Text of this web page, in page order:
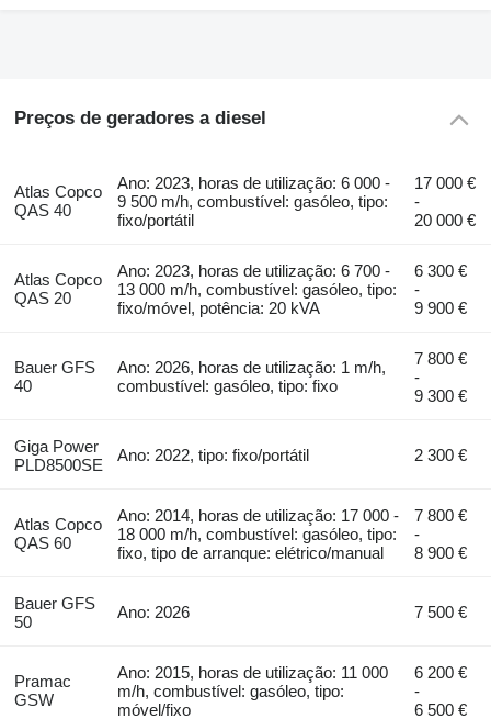
Preços de geradores a diesel
Atlas Copco
QAS 40
Ano: 2023, horas de utilização: 6 000 -
9 500 m/h, combustível: gasóleo, tipo:
fixo/portátil
17 000 €
-
20 000 €
Atlas Copco
QAS 20
Ano: 2023, horas de utilização: 6 700 -
13 000 m/h, combustível: gasóleo, tipo:
fixo/móvel, potência: 20 kVA
6 300 €
-
9 900 €
Bauer GFS
40
Ano: 2026, horas de utilização: 1 m/h,
combustível: gasóleo, tipo: fixo
7 800 €
-
9 300 €
Giga Power
PLD8500SE
Ano: 2022, tipo: fixo/portátil 2 300 €
Atlas Copco
QAS 60
Ano: 2014, horas de utilização: 17 000 -
18 000 m/h, combustível: gasóleo, tipo:
fixo, tipo de arranque: elétrico/manual
7 800 €
-
8 900 €
Bauer GFS
50
Ano: 2026 7 500 €
Pramac
GSW
Ano: 2015, horas de utilização: 11 000
m/h, combustível: gasóleo, tipo:
móvel/fixo
6 200 €
-
6 500 €